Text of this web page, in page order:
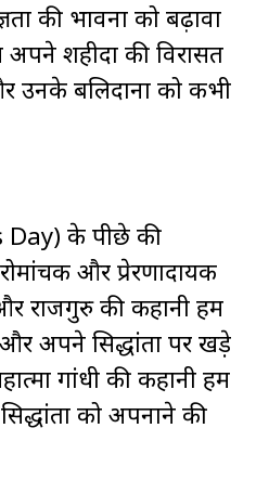
की भावना को बढ़ावा
शहीदों की विरासत
उनके बलिदानों को कभी
Day) के पीछे की
और प्रेरणादायक
राजगुरु की कहानी हमें
अपने सिद्धांतों पर खड़े
गांधी की कहानी हमें
को अपनाने की